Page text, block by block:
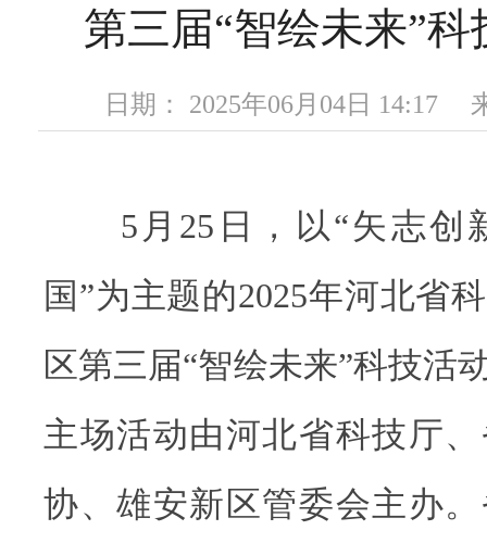
第三届“智绘未来”
日期： 2025年06月04日 14:17
5月25日，以“矢志创
国”为主题的2025年河北省
区第三届“智绘未来”科技活
主场活动由河北省科技厅
协、雄安新区管委会主办